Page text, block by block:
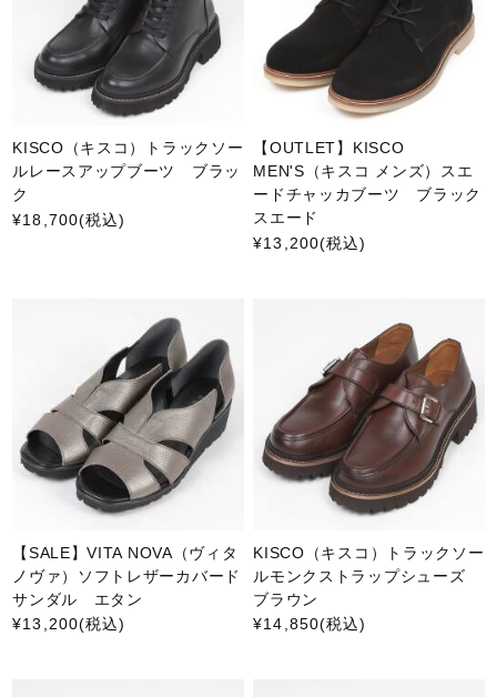
KISCO（キスコ）トラックソー
ルレースアップブーツ ブラッ
ク
¥18,700(税込)
【OUTLET】KISCO
MEN'S（キスコ メンズ）スエ
ードチャッカブーツ ブラック
スエード
¥13,200(税込)
【SALE】VITA NOVA（ヴィタ
ノヴァ）ソフトレザーカバード
サンダル エタン
¥13,200(税込)
KISCO（キスコ）トラックソー
ルモンクストラップシューズ
ブラウン
¥14,850(税込)